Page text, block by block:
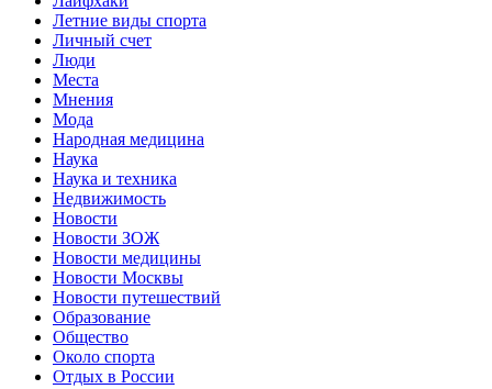
Летние виды спорта
Личный счет
Люди
Места
Мнения
Мода
Народная медицина
Наука
Наука и техника
Недвижимость
Новости
Новости ЗОЖ
Новости медицины
Новости Москвы
Новости путешествий
Образование
Общество
Около спорта
Отдых в России